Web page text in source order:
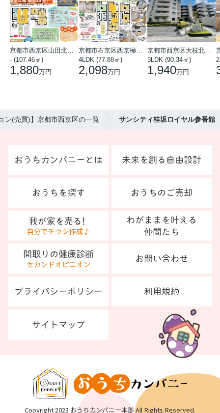
- (107.46㎡)
1,880万円
4LDK (77.88㎡)
2,098万円
3LDK (90.34㎡)
1,940万円
ン(売買)】京都市西京区の一覧 サンシティ桂坂ロイヤル参番館
Copyright 2023 おうちカンパニー本部 All Rights Reserved.